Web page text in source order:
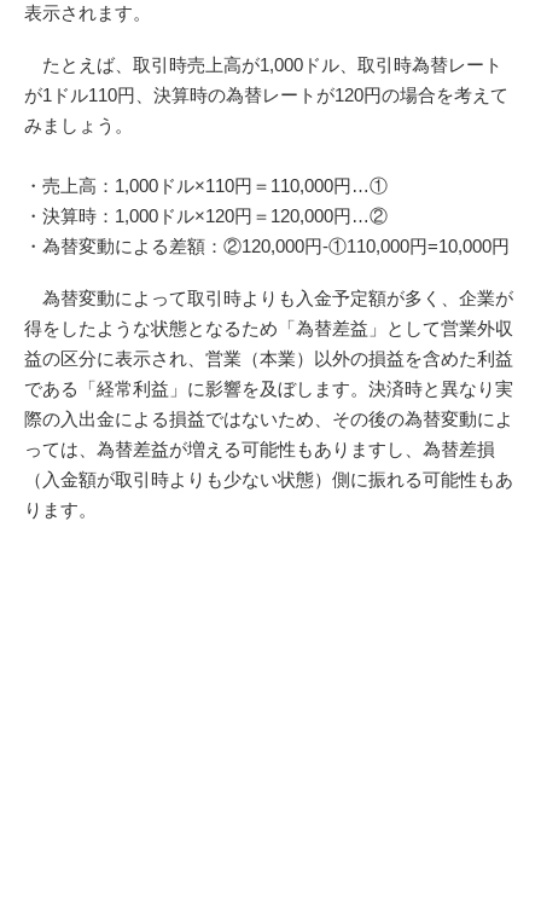
表示されます。
たとえば、取引時売上高が1,000ドル、取引時為替レート
が1ドル110円、決算時の為替レートが120円の場合を考えて
みましょう。
・売上高：1,000ドル×110円＝110,000円…①
・決算時：1,000ドル×120円＝120,000円…②
・為替変動による差額：②120,000円-①110,000円=10,000円
為替変動によって取引時よりも入金予定額が多く、企業が
得をしたような状態となるため「為替差益」として営業外収
益の区分に表示され、営業（本業）以外の損益を含めた利益
である「経常利益」に影響を及ぼします。決済時と異なり実
際の入出金による損益ではないため、その後の為替変動によ
っては、為替差益が増える可能性もありますし、為替差損
（入金額が取引時よりも少ない状態）側に振れる可能性もあ
ります。